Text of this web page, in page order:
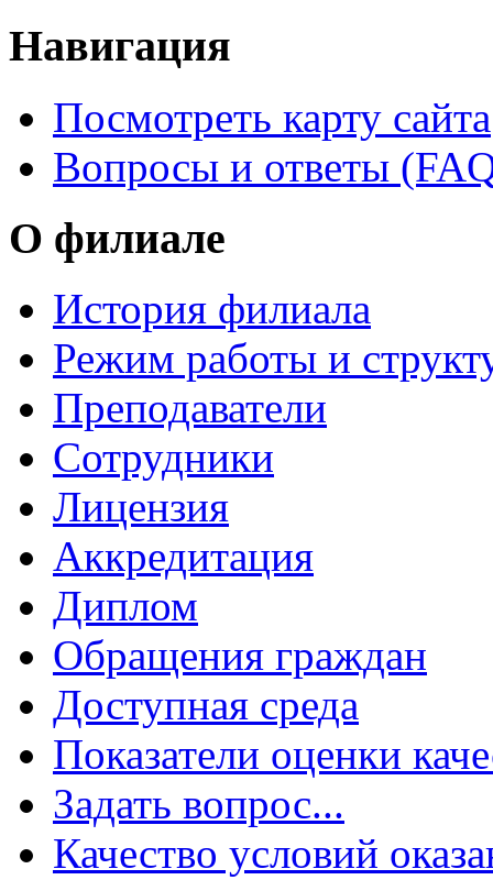
Навигация
Посмотреть карту сайта
Вопросы и ответы
О филиале
История филиала
Режим работы и
Преподаватели
Сотрудники
Лицензия
Аккредитация
Диплом
Обращения граждан
Доступная среда
Показатели оценки
Задать вопрос...
Качество условий